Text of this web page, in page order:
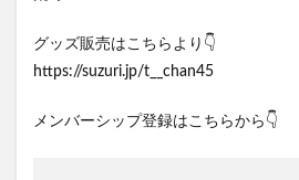
グッズ販売はこちらより👇
https://suzuri.jp/t__chan45
メンバーシップ登録はこちらから👇